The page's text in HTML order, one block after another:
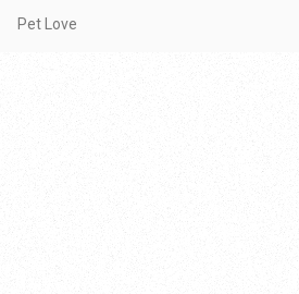
Links
Pet Love